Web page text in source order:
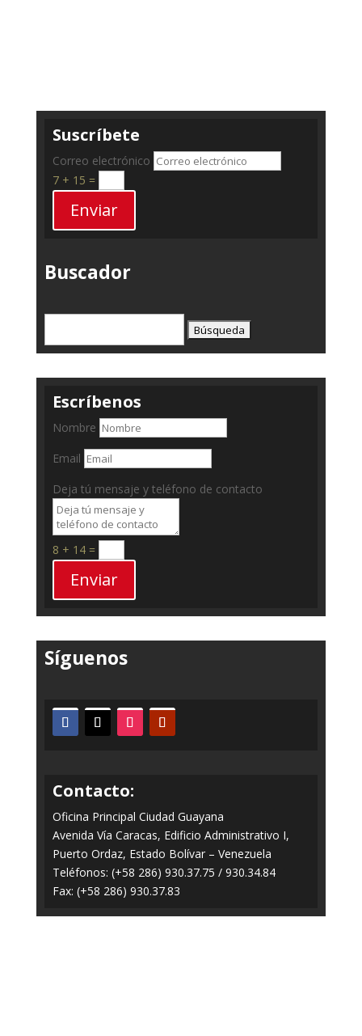
Suscríbete
Correo electrónico
7 + 15 =
Enviar
Buscador
Escríbenos
Nombre
Email
Deja tú mensaje y teléfono de contacto
8 + 14=
Enviar
Síguenos
Contacto:
Oficina Principal Ciudad Guayana
Avenida Vía Caracas, Edificio Administrativo I,
Puerto Ordaz, Estado Bolívar – Venezuela
Teléfonos: (+58 286) 930.37.75 / 930.34.84
Fax: (+58 286) 930.37.83